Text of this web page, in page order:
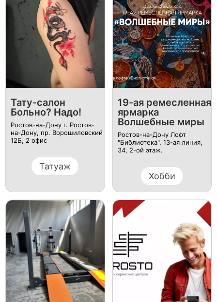
Тату-салон
Больно? Надо!
Ростов-на-Дону г. Ростов-
на-Дону, пр. Ворошиловский
12Б, ​2 офис
Татуаж
19-ая ремесленная
ярмарка
Волшебные миры
Ростов-на-Дону Лофт
"Библиотека", 13-ая линия,
34, 2-ой этаж.
Хобби